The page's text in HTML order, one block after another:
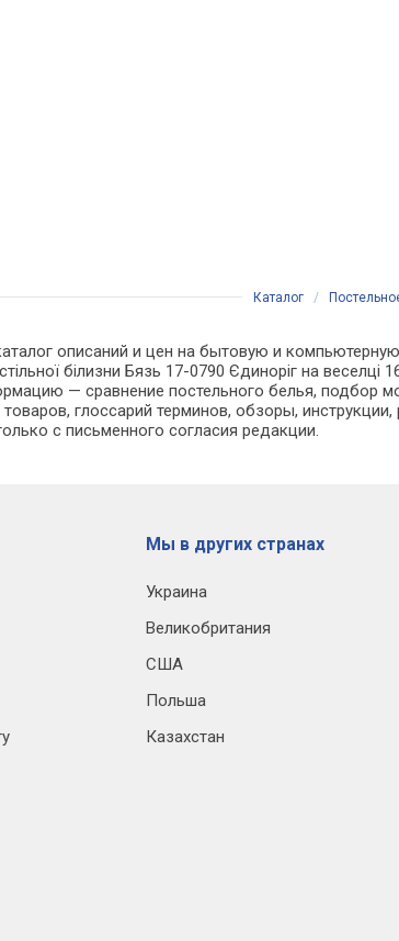
Каталог /
описаний и цен на бытовую и
білизни Бязь 17-0790 Єдиноріг на
— сравнение постельного белья, подбор
глоссарий терминов, обзоры,
с письменного согласия редакции.
Мы в других странах
Украина
Великобритания
США
Польша
Казахстан